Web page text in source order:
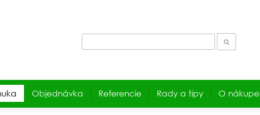
Objednávka Referencie Rady a tipy O nákupe